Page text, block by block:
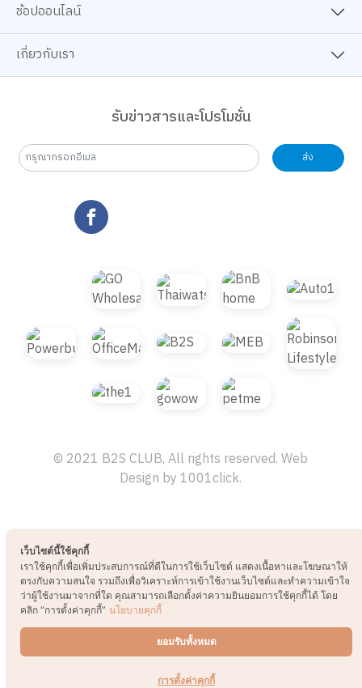
ช้อปออนไลน์
เกี่ยวกับเรา
รับข่าวสารและโปรโมชั่น
ส่ง
เว็บไซต์นี้ใช้คุกกี้
เราใช้คุกกี้เพื่อเพิ่มประสบการณ์ที่ดีในการใช้เว็บไซต์ แสดงเนื้อหาและโฆษณาให้
ตรงกับความสนใจ รวมถึงเพื่อวิเคราะห์การเข้าใช้งานเว็บไซต์และทำความเข้าใจ
ว่าผู้ใช้งานมาจากที่ใด คุณสามารถเลือกตั้งค่าความยินยอมการใช้คุกกี้ได้ โดย
คลิก “การตั้งค่าคุกกี้” นโยบายคุกกี้
ยอมรับทั้งหมด
การตั้งค่าคุกกี้